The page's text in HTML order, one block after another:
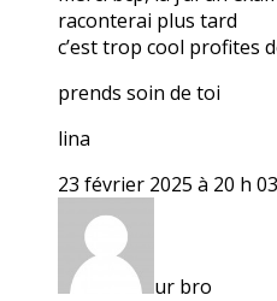
raconterai plus tard
c’est trop cool profites
prends soin de toi
lina
23 février 2025 à 20 h
ur bro